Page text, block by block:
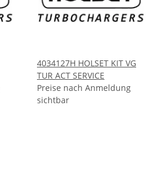
4034127H HOLSET KIT VG
TUR ACT SERVICE
Preise nach Anmeldung
sichtbar